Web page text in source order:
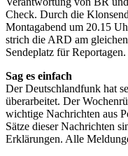
Check. Durch die
Montagabend um 20.15
strich die ARD am
Sendeplatz für Reportagen.
Sag es einfach
Der Deutschlandfunk hat
überarbeitet. Der
wichtige Nachrichten aus
Sätze dieser Nachrichten
Erklärungen. Alle